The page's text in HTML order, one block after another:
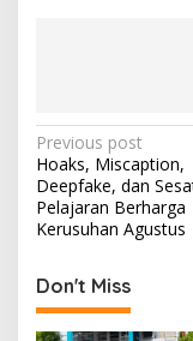
o
k
n
P
o
s
t
n
a
Previous post
Hoaks, Miscaption,
Deepfake, dan
Pelajaran Berharga
Kerusuhan Agustus
Don't Miss